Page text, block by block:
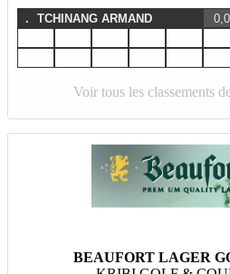
. TCHINANG ARMAND
0,0
Voir tous les classements
BEAUFORT LAGER